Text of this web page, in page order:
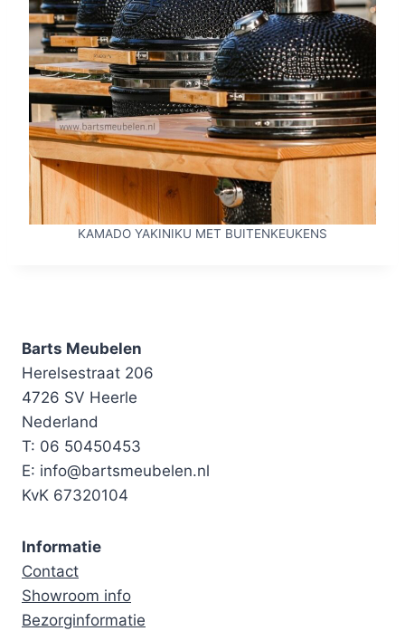
KAMADO YAKINIKU MET BUITENKEUKENS
Barts Meubelen
Herelsestraat 206
4726 SV Heerle
Nederland
T: 06 50450453
E: info@bartsmeubelen.nl
KvK 67320104
Informatie
Contact
Showroom info
Bezorginformatie